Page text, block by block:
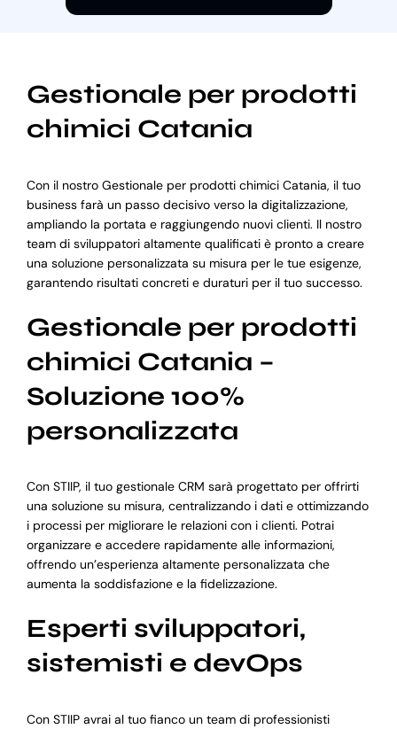
Gestionale per prodotti
chimici Catania
Con il nostro Gestionale per prodotti chimici Catania, il tuo
business farà un passo decisivo verso la digitalizzazione,
ampliando la portata e raggiungendo nuovi clienti. Il nostro
team di sviluppatori altamente qualificati è pronto a creare
una soluzione personalizzata su misura per le tue esigenze,
garantendo risultati concreti e duraturi per il tuo successo.
Gestionale per prodotti
chimici Catania –
Soluzione 100%
personalizzata
Con STIIP, il tuo gestionale CRM sarà progettato per offrirti
una soluzione su misura, centralizzando i dati e ottimizzando
i processi per migliorare le relazioni con i clienti. Potrai
organizzare e accedere rapidamente alle informazioni,
offrendo un’esperienza altamente personalizzata che
aumenta la soddisfazione e la fidelizzazione.
Esperti sviluppatori,
sistemisti e devOps
Con STIIP avrai al tuo fianco un team di professionisti